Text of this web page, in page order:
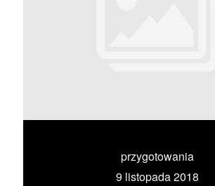
przygotowania
9 listopada 2018
UMÓW SIĘ ZE